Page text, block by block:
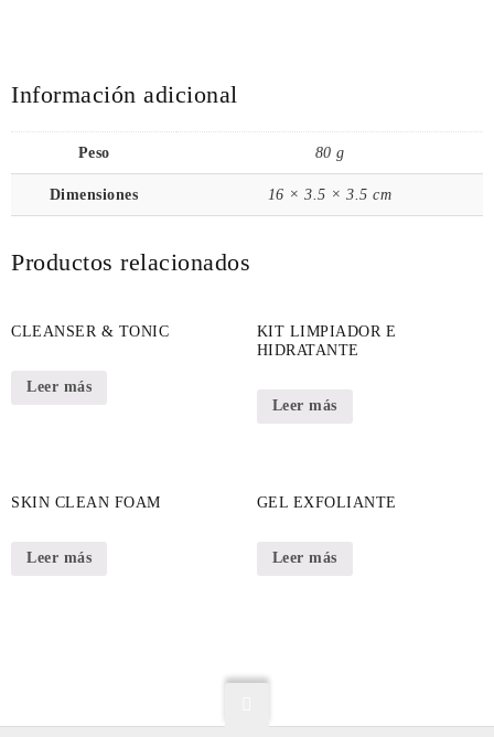
Información adicional
Peso 80 g
Dimensiones 16 × 3.5 × 3.5 cm
Productos relacionados
CLEANSER & TONIC
Leer más
KIT LIMPIADOR E
HIDRATANTE
Leer más
SKIN CLEAN FOAM
Leer más
GEL EXFOLIANTE
Leer más